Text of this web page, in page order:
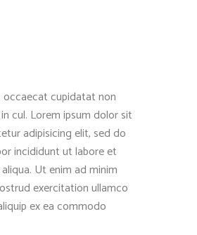
occaecat cupidatat non
cul. Lorem ipsum dolor sit
adipisicing elit, sed do
incididunt ut labore et
Ut enim ad minim
exercitation ullamco
ex ea commodo